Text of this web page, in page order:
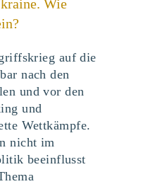
Wie
auf die
nach den
und vor den
und
Wettkämpfe.
nicht im
beeinflusst